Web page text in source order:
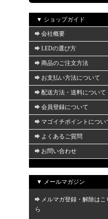
▼ ショップガイド
会社概要
LEDの選び方
商品のご注文方法
お支払い方法について
配送方法・送料について
会員登録について
マゴイチポイントについ
よくあるご質問
お問い合わせ
▼ メールマガジン
メルマガ登録・解除はこ
ら